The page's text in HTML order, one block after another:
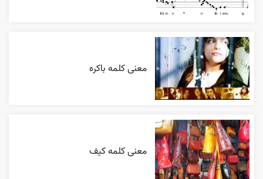
معنی کلمه باکره
معنی کلمه کیف